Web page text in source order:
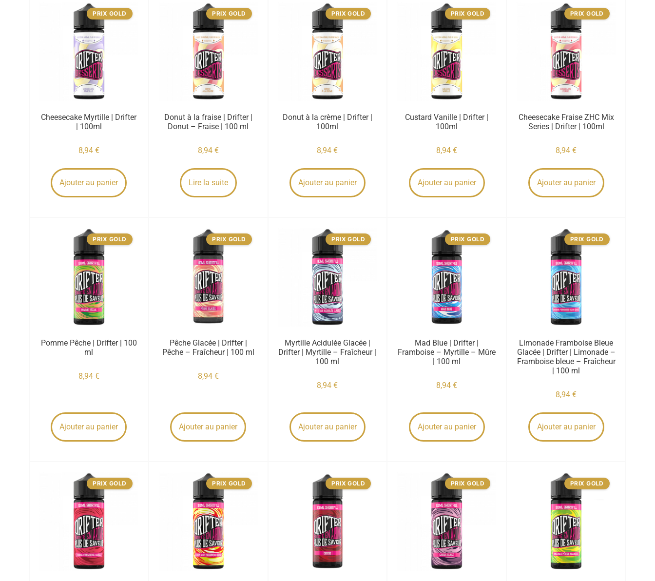
PRIX GOLD
Cheesecake Myrtille | Drifter
| 100ml
8,94 €
Ajouter au panier
PRIX GOLD
Donut à la fraise | Drifter |
Donut – Fraise | 100 ml
8,94 €
Lire la suite
PRIX GOLD
Donut à la crème | Drifter |
100ml
8,94€
Ajouter au panier
PRIX GOLD
Custard Vanille | Drifter |
100ml
8,94€
Ajouter au panier
PRIX GOLD
Cheesecake Fraise ZHC Mix
Series | Drifter | 100ml
8,94€
Ajouter au panier
PRIX GOLD
Pomme Pêche | Drifter | 100
ml
8,94 €
Ajouter au panier
PRIX GOLD
Pêche Glacée | Drifter |
Pêche – Fraîcheur | 100 ml
8,94 €
Ajouter au panier
PRIX GOLD
Myrtille Acidulée Glacée |
Drifter | Myrtille – Fraîcheur |
100 ml
8,94€
Ajouter au panier
PRIX GOLD
Mad Blue | Drifter |
Framboise – Myrtille – Mûre
| 100 ml
8,94€
Ajouter au panier
PRIX GOLD
Limonade Framboise Bleue
Glacée | Drifter | Limonade –
Framboise bleue – Fraîcheur
| 100 ml
8,94€
Ajouter au panier
PRIX GOLD PRIX GOLD PRIX GOLD PRIX GOLD PRIX GOLD